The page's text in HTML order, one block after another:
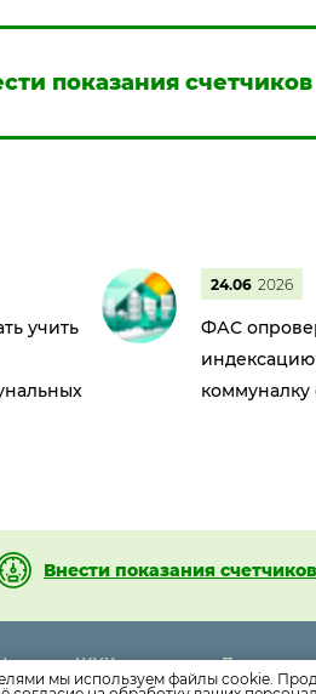
показания счетчиков
учить
24.06 2026
ФАС
коммуналку
Внести показания счетчиков
ЖКХ
Дома
мы используем файлы cookie.